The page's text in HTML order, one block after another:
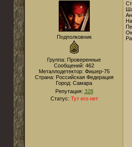
Подполковник
Группа: Проверенные
Сообщений: 462
Металлодетектор: Фишер-75
Страна: Российская Федерация
Город: Самара
Репутация: 328
Статус: Тут его нет